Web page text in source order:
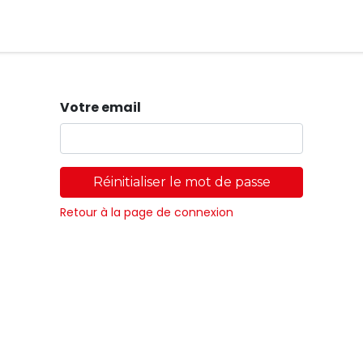
Votre email
Réinitialiser le mot de passe
Retour à la page de connexion